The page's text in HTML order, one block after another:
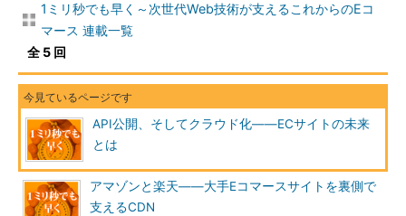
Amazonで「購入されない商品」ランキングに見る特徴
若干脱線しますが、Eコマースサイトではしばしば、規模の大
図3は「Amazonで購入されない商品ランキング」を示したも
のです。上位には「食品」と「貴金属」が入っています。私もこ
のグラフを見るまで気付いていませんでしたが、言われてみれ
ば、Amazon経由で食品や貴金属を購入した経験はありませんで
した。
1ミリ秒でも早く～次世代Web技術が支えるこれからのEコ
マース 連載一覧
全 5 回
API公開、そしてクラウド化――ECサイトの未来
とは
アマゾンと楽天――大手Eコマースサイトを裏側で
支えるCDN